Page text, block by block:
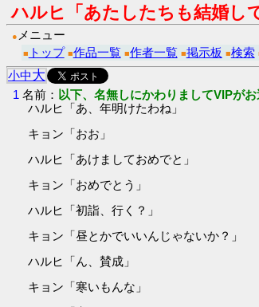
ハルヒ「あたしたちも結婚し
● メニュー
■ トップ ■作品一覧 ■作者一覧 ■掲示板 ■検索
小中大
1 名前： 以下、名無しにかわりましてVIPが
ハルヒ「あ、年明けたわね」
キョン「おお」
ハルヒ「あけましておめでと」
キョン「おめでとう」
ハルヒ「初詣、行く？」
キョン「昼とかでいいんじゃないか？」
ハルヒ「ん、賛成」
キョン「寒いもんな」